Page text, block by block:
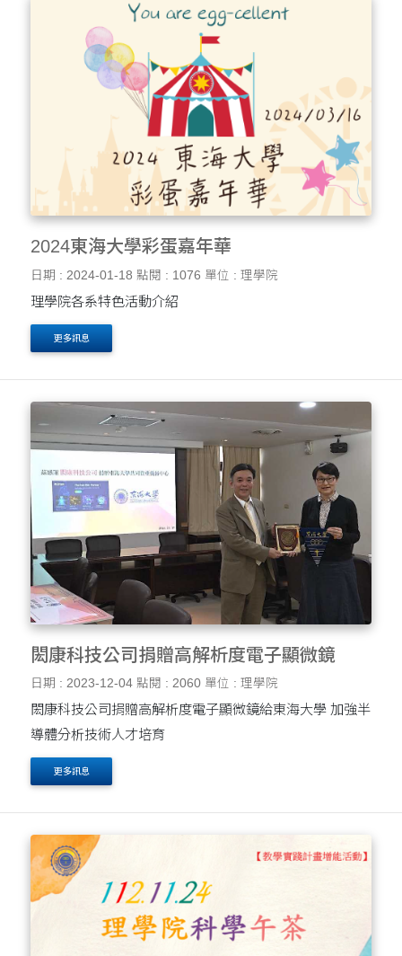
2024東海大學彩蛋嘉年華
日期 : 2024-01-18 點閱 : 1076 單位 : 理學院
理學院各系特色活動介紹
更多訊息
閎康科技公司捐贈高解析度電子顯微鏡
日期 : 2023-12-04 點閱 : 2060 單位 : 理學院
閎康科技公司捐贈高解析度電子顯微鏡給東海大學 加強半
導體分析技術人才培育
更多訊息